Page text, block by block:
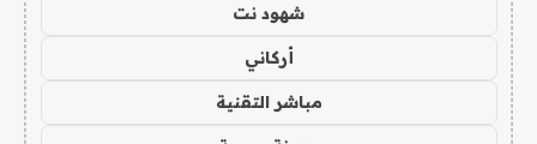
شهود نت
أركاني
مباشر التقنية